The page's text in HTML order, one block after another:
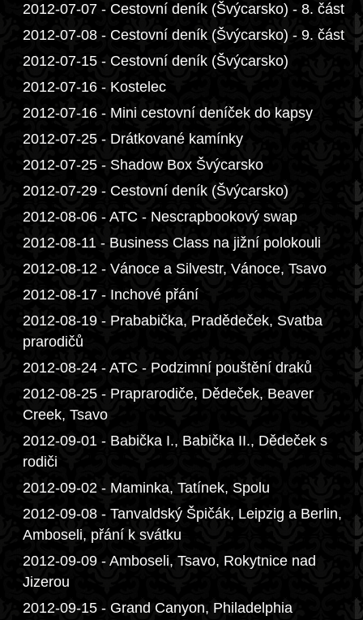
2012-07-07 - Cestovní deník (Švýcarsko) - 8. část
2012-07-08 - Cestovní deník (Švýcarsko) - 9. část
2012-07-15 - Cestovní deník (Švýcarsko)
2012-07-16 - Kostelec
2012-07-16 - Mini cestovní deníček do kapsy
2012-07-25 - Drátkované kamínky
2012-07-25 - Shadow Box Švýcarsko
2012-07-29 - Cestovní deník (Švýcarsko)
2012-08-06 - ATC - Nescrapbookový swap
2012-08-11 - Business Class na jižní polokouli
2012-08-12 - Vánoce a Silvestr, Vánoce, Tsavo
2012-08-17 - Inchové přání
2012-08-19 - Prababička, Pradědeček, Svatba
prarodičů
2012-08-24 - ATC - Podzimní pouštění draků
2012-08-25 - Praprarodiče, Dědeček, Beaver
Creek, Tsavo
2012-09-01 - Babička I., Babička II., Dědeček s
rodiči
2012-09-02 - Maminka, Tatínek, Spolu
2012-09-08 - Tanvaldský Špičák, Leipzig a Berlin,
Amboseli, přání k svátku
2012-09-09 - Amboseli, Tsavo, Rokytnice nad
Jizerou
2012-09-15 - Grand Canyon, Philadelphia